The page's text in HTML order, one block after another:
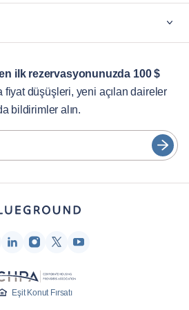
ilk rezervasyonunuzda 100 $
fiyat düşüşleri, yeni açılan daireler
bildirimler alın.
Eşit Konut Fırsatı